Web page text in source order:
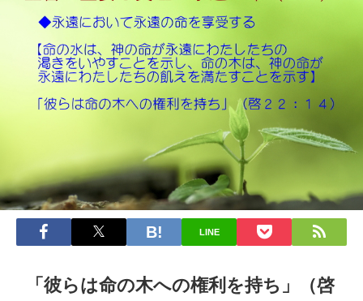
LINE
「彼らは命の木への権利を持ち」（啓